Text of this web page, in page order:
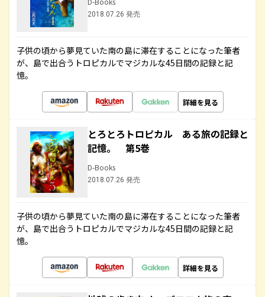
2018.07.26 発売
子供の頃から夢見ていた南の島に滞在することになった筆者
が、島で出合うトロピカルでマジカルな45日間の記録と記
憶。
詳細を見る
とろとろトロピカル ある旅の記録と
記憶。 第5巻
D-Books
2018.07.26 発売
子供の頃から夢見ていた南の島に滞在することになった筆者
が、島で出合うトロピカルでマジカルな45日間の記録と記
憶。
詳細を見る